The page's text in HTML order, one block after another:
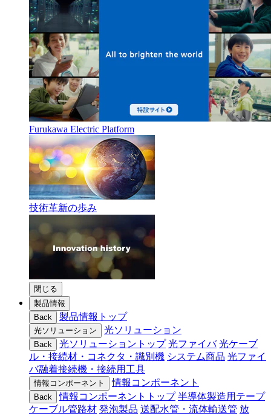
Furukawa Electric Platform
技術革新の歩み
閉じる
製品情報
Back
製品情報トップ
光ソリューション 光ソリューション
Back 光ソリューショントップ 光ファイバ 光ケーブ
ル・接続材・コネクタ・識別機 システム商品 光ファイ
バ融着接続機・接続用工具
情報コンポーネント 情報コンポーネント
Back 情報コンポーネントトップ 半導体製造用テープ
ケーブル管路材 発泡製品 送配水管・流体輸送管 放